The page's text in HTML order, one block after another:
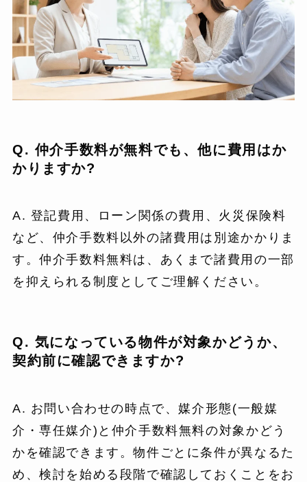
Q. 仲介手数料が無料でも、他に費用はか
かりますか?
A. 登記費用、ローン関係の費用、火災保険料
など、仲介手数料以外の諸費用は別途かかりま
す。仲介手数料無料は、あくまで諸費用の一部
を抑えられる制度としてご理解ください。
Q. 気になっている物件が対象かどうか、
契約前に確認できますか?
A. お問い合わせの時点で、媒介形態(一般媒
介・専任媒介)と仲介手数料無料の対象かどう
かを確認できます。物件ごとに条件が異なるた
め、検討を始める段階で確認しておくことをお